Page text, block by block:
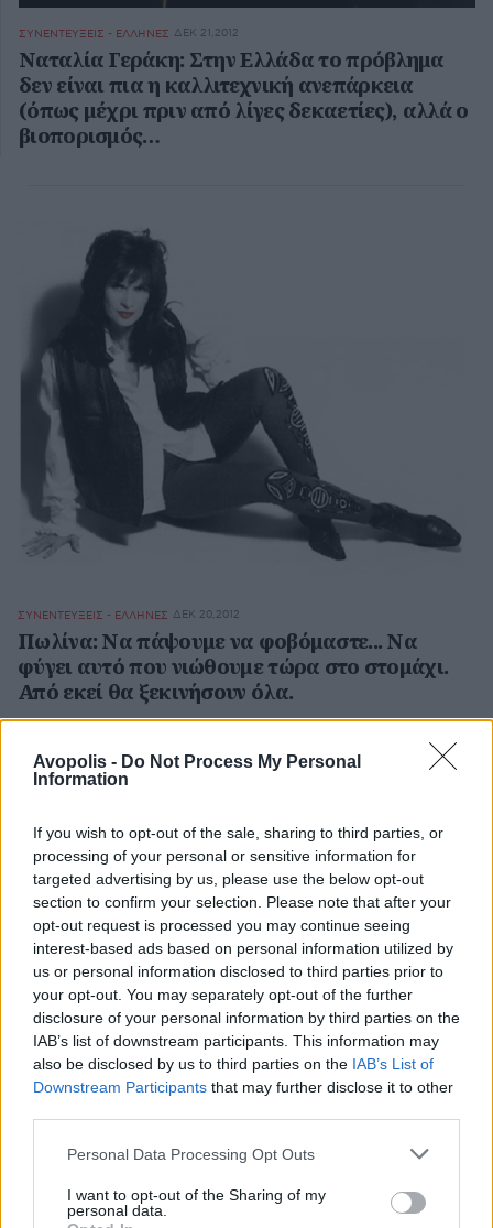
Avopolis - Do Not Process My Personal
Information
If you wish to opt-out of the sale, sharing to third parties, or
processing of your personal or sensitive information for
targeted advertising by us, please use the below opt-out
section to confirm your selection. Please note that after your
opt-out request is processed you may continue seeing
interest-based ads based on personal information utilized by
us or personal information disclosed to third parties prior to
your opt-out. You may separately opt-out of the further
disclosure of your personal information by third parties on the
IAB’s list of downstream participants. This information may
also be disclosed by us to third parties on the IAB’s List of
Downstream Participants that may further disclose it to other
Personal Data Processing Opt Outs
I want to opt-out of the Sharing of my
personal data.
ΣΥΝΕΝΤΕΥΞΕΙΣ - ΕΛΛΗΝΕΣ ΔΕΚ 21,2012
Ναταλία Γεράκη: Στην Ελλάδα το πρόβλημα
δεν είναι πια η καλλιτεχνική ανεπάρκεια
(όπως μέχρι πριν από λίγες δεκαετίες), αλλά ο
βιοπορισμός…
ΣΥΝΕΝΤΕΥΞΕΙΣ - ΕΛΛΗΝΕΣ ΔΕΚ 20,2012
Πωλίνα: Να πάψουμε να φοβόμαστε... Να
φύγει αυτό που νιώθουμε τώρα στο στομάχι.
Από εκεί θα ξεκινήσουν όλα.
Video: {youtube}YI9eQOPikIo{/youtube}
ΣΥΝΕΝΤΕΥΞΕΙΣ - ΕΛΛΗΝΕΣ ΔΕΚ 18,2012
Intravenus: Η μουσική σου ορίζει το πόσο
οποίον θα την κυκλοφορήσεις...